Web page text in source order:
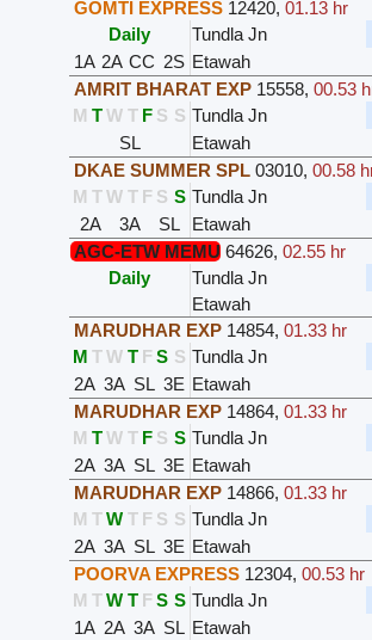
GOMTI EXPRESS 12420,01.13 hr
Daily
Tundla Jn
1A 2A CC 2S Etawah
AMRIT BHARAT EXP 15558,00.53
M T W T F S S Tundla Jn
SL
Etawah
DKAE SUMMER SPL 03010,00.58
M T W T F S S Tundla Jn
2A
3A SL Etawah
AGC-ETW MEMU 64626,02.55 hr
Daily
Tundla Jn
Etawah
MARUDHAR EXP 14854,01.33 hr
M T W T F S S Tundla Jn
2A 3A SL 3E Etawah
MARUDHAR EXP 14864,01.33 hr
M T W T F S S Tundla Jn
2A 3A SL 3E Etawah
MARUDHAR EXP 14866,01.33 hr
M T W T F S S Tundla Jn
2A 3A SL 3E Etawah
POORVA EXPRESS 12304,00.53 hr
M T W T F S S Tundla Jn
1A 2A 3A SL Etawah